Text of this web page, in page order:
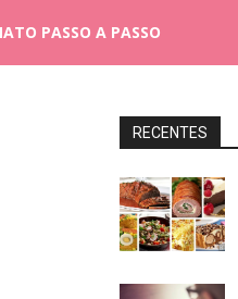
PASSO A PASSO
RECENTES